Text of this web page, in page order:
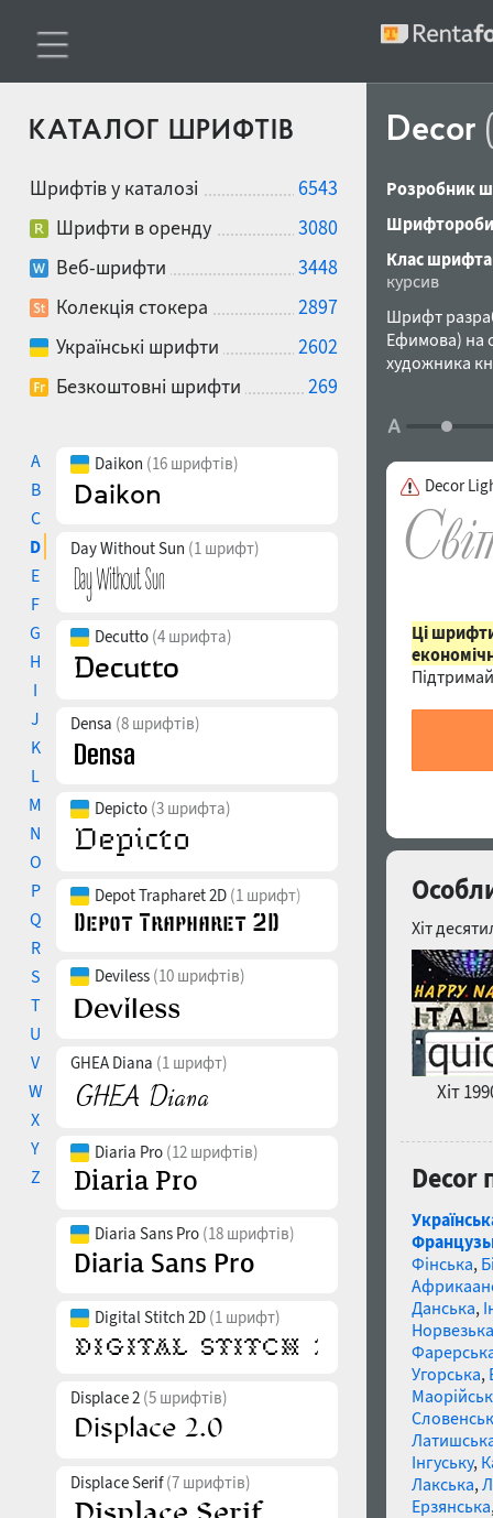
КАТАЛОГ ШРИФТІВ
Шрифтів у каталозі
6543
Шрифти в оренду
3080
Веб-шрифти
3448
Колекція стокера
2897
Українські шрифти
2602
Безкоштовні шрифти
269
A
B
C
D
E
F
G
H
I
J
K
L
M
N
O
P
Q
R
S
T
U
V
W
X
Y
Z
Daikon (16 шрифтів)
Day Without Sun (1 шрифт)
Decutto (4 шрифта)
Densa (8 шрифтів)
Depicto (3 шрифта)
Depot Trapharet 2D (1 шрифт)
Deviless (10 шрифтів)
GHEA Diana (1 шрифт)
Diaria Pro (12 шрифтів)
Diaria Sans Pro (18 шрифтів)
Digital Stitch 2D (1 шрифт)
Displace 2 (5 шрифтів)
Displace Serif(7 шрифтів)
Decor
Розробник
Клас
курсив
Шрифт
Ефимова) на
художника
Decor
Ці
Хіт
Хіт
Decor
Фінська,
Данська,
Норвезька
Угорська,
Інгуську,
Лакська,
Ерзянська